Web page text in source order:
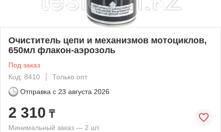
Очиститель цепи и механизмов мотоциклов,
650мл флакон-аэрозоль
Под заказ
Код: 8410
Только опт
Отправка с 23 августа 2026
2 310 ₸
Минимальный заказ — 2 шт.